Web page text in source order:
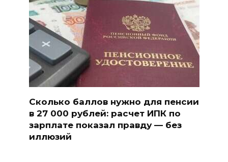
Сколько баллов нужно для пенсии
в 27 000 рублей: расчет ИПК по
зарплате показал правду — без
иллюзий